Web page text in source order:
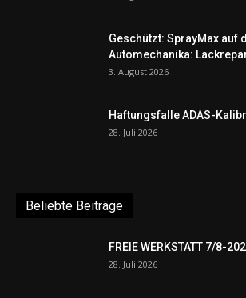
Geschützt: SprayMax auf
Automechanika:
3. August 2026
Haftungsfalle ADAS-
28. Juli 2026
Beliebte Beiträge
FREIE WERKSTATT 7/8-
28. Juli 2026